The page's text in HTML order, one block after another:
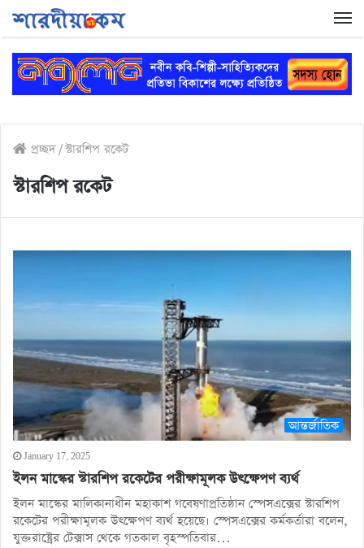
প্রচ্ছদ/স্টারশিপ রকেট
স্টারশিপ রকেট
আন্তর্জাতিক
January 17, 2025
ইলন মাস্কের স্টারশিপ রকেটের পরীক্ষামূলক উৎক্ষেপণ ব্যর্থ
ইলন মাস্কের মালিকানাধীন মহাকাশ গবেষণাপ্রতিষ্ঠান স্পেসএক্সের স্টারশিপ
রকেটের পরীক্ষামূলক উৎক্ষেপণ ব্যর্থ হয়েছে। স্পেসএক্সের কর্মকর্তারা বলেন,
যুক্তরাষ্ট্রের টেক্সাস থেকে গতকাল বৃহস্পতিবার…